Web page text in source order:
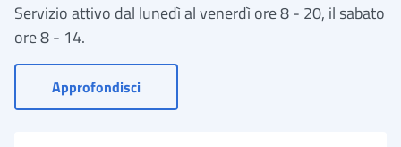
Servizio attivo dal lunedì al venerdì ore 8 - 20, il sabato
ore 8 - 14.
Approfondisci- Vai a Contact Center